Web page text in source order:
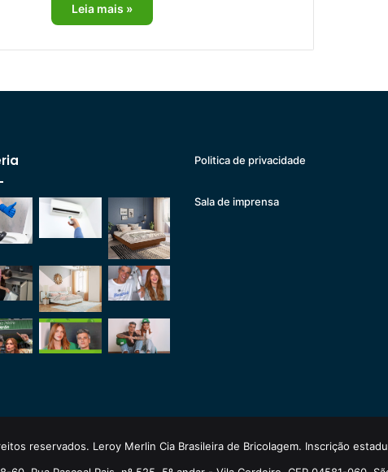
Leia mais »
Politica de privacidade
Sala de imprensa
reservados. Leroy Merlin Cia Brasileira de Bricolagem. Inscrição